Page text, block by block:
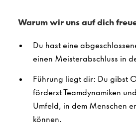
Warum wir uns auf dich
Du hast eine
einen Meisterabschluss in
Führung liegt dir: Du gibst
förderst Teamdynamiken
Umfeld, in dem Menschen
können.